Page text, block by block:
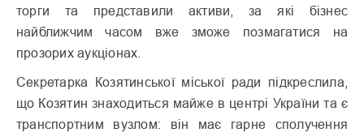
торги та представили активи, за які бізнес
найближчим часом вже зможе позмагатися на
прозорих аукціонах.
Секретарка Козятинської міської ради підкреслила,
що Козятин знаходиться майже в центрі України та є
транспортним вузлом: він має гарне сполучення